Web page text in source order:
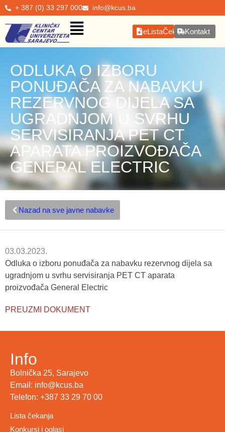
+ 387 (0) 33 297 000 info@kcus.ba
eListaČekanjaKontakt
ODLUKA O IZBORU
PONUĐAČA ZA NABAVKU
REZERVNOG DIJELA SA
UGRADNJOM U SVRHU
SERVISIRANJA PET CT
APARATA PROIZVOĐAČA
GENERAL ELECTRIC
Nazad na sve javne nabavke
03.03.2023.
Odluka o izboru ponuđača za nabavku rezervnog dijela sa
ugradnjom u svrhu servisiranja PET CT aparata
proizvođača General Electric
PREUZMI DOKUMENT
Info
Bolnička 25, Sarajevo
Email: info@kcus.ba
Telefon: +387 33 29 70 00
Lista čekanja
Konkursi i oglasi